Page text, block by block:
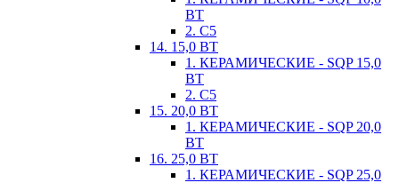
ВТ
2. С5
14. 15,0 ВТ
1. КЕРАМИЧЕСКИЕ - SQP 15,0
ВТ
2. С5
15. 20,0 ВТ
1. КЕРАМИЧЕСКИЕ - SQP 20,0
ВТ
16. 25,0 ВТ
1. КЕРАМИЧЕСКИЕ - SQP 25,0